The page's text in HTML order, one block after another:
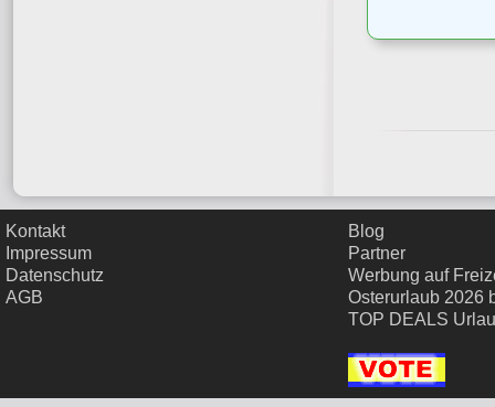
Kontakt
Impressum
Datenschutz
AGB
Blog
Partner
Werbung auf
Osterurlaub 2026
TOP DEALS